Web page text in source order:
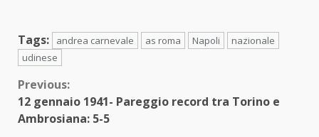
Tags: andrea carnevale as roma Napoli
nazionale
udinese
Continue
Reading
Previous:
12 gennaio 1941- Pareggio record tra Torino e
Ambrosiana: 5-5